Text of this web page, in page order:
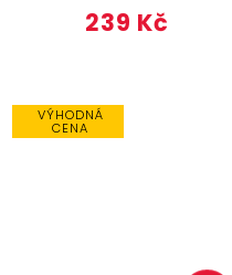
239 Kč
VÝHODNÁ
CENA